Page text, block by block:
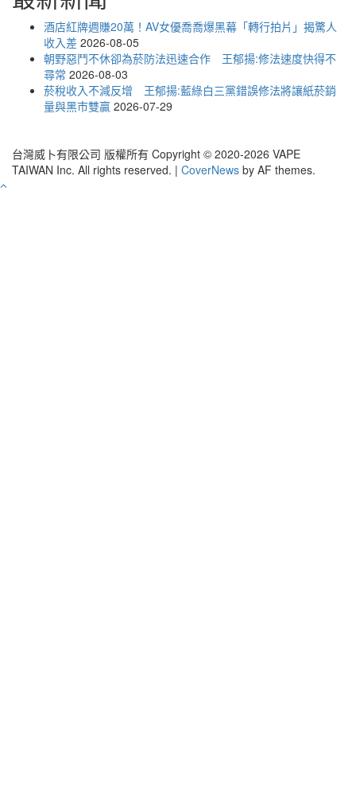
酒店紅牌週賺20萬！AV女優喬喬爆黑幕「轉行拍片」揭驚人
收入差 2026-08-05
朝野惡鬥不休卻為菸防法迅速合作 王郁揚:修法速度快得不
尋常 2026-08-03
菸稅收入不減反增 王郁揚:藍綠白三黨錯誤修法將讓紙菸銷
量與黑市雙贏 2026-07-29
台灣威卜有限公司 版權所有 Copyright © 2020-2026 VAPE
TAIWAN Inc. All rights reserved. | CoverNews by AF themes.